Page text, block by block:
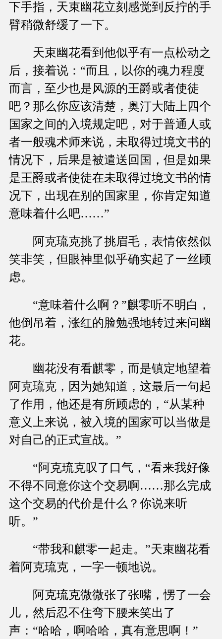
下手指，天束幽花立刻感觉到反拧的手
臂稍微舒缓了一下。
天束幽花看到他似乎有一点松动之
后，接着说：“而且，以你的魂力程度
而言，至少也是风源的王爵或者使徒
吧？那么你应该清楚，奥汀大陆上四个
国家之间的入境规定吧，对于普通人或
者一般魂术师来说，未取得过境文书的
情况下，后果是被遣送回国，但是如果
是王爵或者使徒在未取得过境文书的情
况下，出现在别的国家里，你肯定知道
意味着什么吧……”
阿克琉克挑了挑眉毛，表情依然似
笑非笑，但眼神里似乎确实起了一丝顾
虑。
“意味着什么啊？”麒零听不明白，
他倒吊着，涨红的脸勉强地转过来问幽
花。
幽花没有看麒零，而是镇定地望着
阿克琉克，因为她知道，这最后一句起
了作用，他还是有所顾虑的，“从某种
意义上来说，被入境的国家可以当做是
对自己的正式宣战。”
“阿克琉克叹了口气，“看来我好像
不得不同意你这个交易啊……那么完成
这个交易的代价是什么？你说来听
听。”
“带我和麒零一起走。”天束幽花看
着阿克琉克，一字一顿地说。
阿克琉克微微张了张嘴，愣了一会
儿，然后忍不住弯下腰来笑出了
声：“哈哈，啊哈哈，真有意思啊！”